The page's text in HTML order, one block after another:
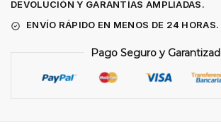
(pack
12
DEVOLUCIÓN Y GARANTÍAS AMPLIADAS.
ENVÍO RÁPIDO EN MENOS DE 24 HORAS.
Pago Seguro y